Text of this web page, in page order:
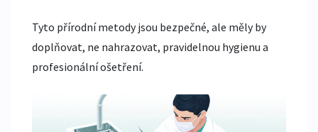
Tyto přírodní metody jsou bezpečné, ale měly by
doplňovat, ne nahrazovat, pravidelnou hygienu a
profesionální ošetření.